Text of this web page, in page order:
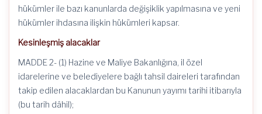
hükümler ile bazı kanunlarda değişiklik yapılmasına ve yeni
hükümler ihdasına ilişkin hükümleri kapsar.
Kesinleşmiş alacaklar
MADDE 2- (1) Hazine ve Maliye Bakanlığına, il özel
idarelerine ve belediyelere bağlı tahsil daireleri tarafından
takip edilen alacaklardan bu Kanunun yayımı tarihi itibarıyla
(bu tarih dâhil);